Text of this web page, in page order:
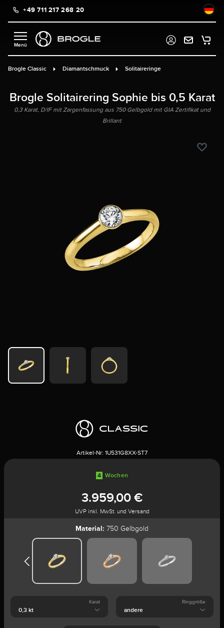
springen
+49 711 217 268 20
Brogle Classic Diamantschmuck Solitaireringe
Brogle Solitairering Sophie bis 0,5 Karat
0,3 Karat, D/IF mit Zargenfassung aus 750 Gelbgold mit GIA Zertifikat und
Brillant
Artikel-Nr: 1U531G8XX-ST7
4 Wochen
3.959,00 €
UVP inkl. MwSt. und Versand
Material: 750 Gelbgold
Karat Ringgröße